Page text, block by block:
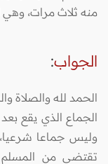
منه ثلاث مرات، وهي
الجواب:
الحمد لله والصلاة
الجماع الذي يقع بعد
وليس جماعا
تقتضي من المسلم